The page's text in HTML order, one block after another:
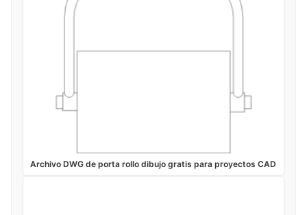
Archivo DWG de porta rollo dibujo gratis para proyectos CAD